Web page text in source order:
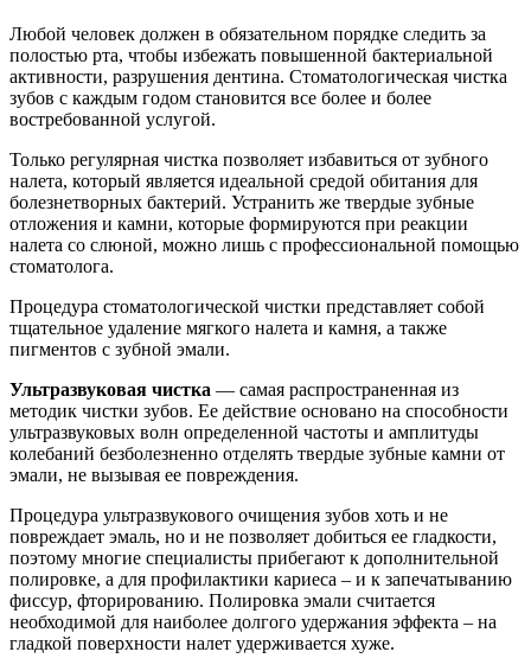
Любой человек должен в обязательном порядке следить за
полостью рта, чтобы избежать повышенной бактериальной
активности, разрушения дентина. Стоматологическая чистка
зубов с каждым годом становится все более и более
востребованной услугой.
Только регулярная чистка позволяет избавиться от зубного
налета, который является идеальной средой обитания для
болезнетворных бактерий. Устранить же твердые зубные
отложения и камни, которые формируются при реакции
налета со слюной, можно лишь с профессиональной помощью
стоматолога.
Процедура стоматологической чистки представляет собой
тщательное удаление мягкого налета и камня, а также
пигментов с зубной эмали.
Ультразвуковая чистка — самая распространенная из
методик чистки зубов. Ее действие основано на способности
ультразвуковых волн определенной частоты и амплитуды
колебаний безболезненно отделять твердые зубные камни от
эмали, не вызывая ее повреждения.
Процедура ультразвукового очищения зубов хоть и не
повреждает эмаль, но и не позволяет добиться ее гладкости,
поэтому многие специалисты прибегают к дополнительной
полировке, а для профилактики кариеса – и к запечатыванию
фиссур, фторированию. Полировка эмали считается
необходимой для наиболее долгого удержания эффекта – на
гладкой поверхности налет удерживается хуже.